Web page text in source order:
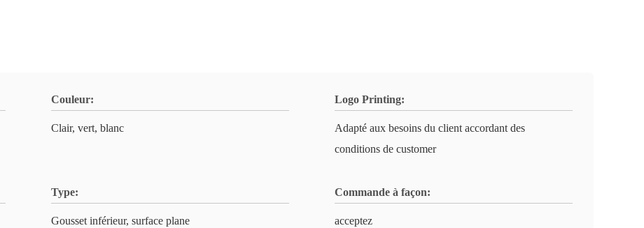
Couleur:
Clair, vert, blanc
Logo Printing:
Adapté aux besoins du client accordant des
conditions de customer
Type:
Gousset inférieur, surface plane
Commande à façon:
acceptez